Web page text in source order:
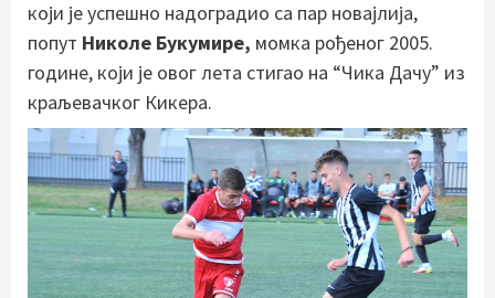
који је успешно надоградио са пар новајлија,
попут Николе Букумире, момка рођеног 2005.
године, који је овог лета стигао на “Чика Дачу” из
краљевачког Кикера.